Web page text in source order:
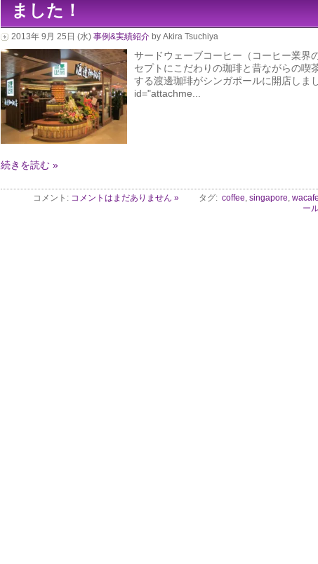
ました！
2013年 9月 25日 (水) 事例&実績紹介 by Akira Tsuchiya
サードウェーブコーヒー（コーヒー業界
セプトにこだわりの珈琲と昔ながらの喫
する渡邊珈琲がシンガポールに開店しま
id="attachme...
続きを読む »
コメント: コメントはまだありません » タグ: coffee, singapore, wacafe
ー